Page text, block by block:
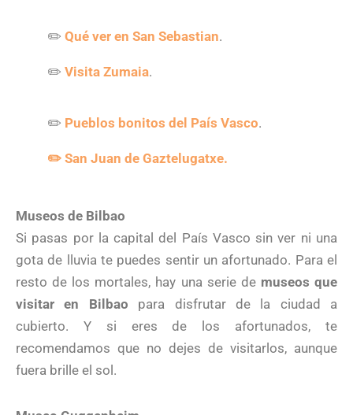
✏️ Qué ver en San Sebastian.
✏️ Visita Zumaia.
✏️ Pueblos bonitos del País Vasco.
✏️ San Juan de Gaztelugatxe.
Museos de Bilbao
Si pasas por la capital del País Vasco sin ver ni una
gota de lluvia te puedes sentir un afortunado. Para el
resto de los mortales, hay una serie de museos que
visitar en Bilbao para disfrutar de la ciudad a
cubierto. Y si eres de los afortunados, te
recomendamos que no dejes de visitarlos, aunque
fuera brille el sol.